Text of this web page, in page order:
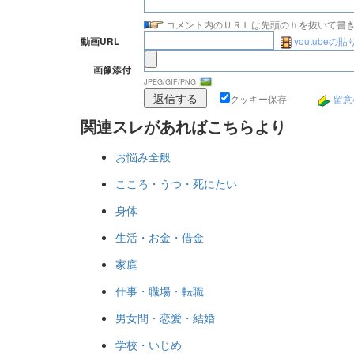
コメント内のＵＲＬは先頭のｈを抜いて書
動画URL
youtubeの貼
画像添付
JPEG/GIF/PNG
クッキー保存 留
関連スレがあればこちらより
お悩み全般
こころ・うつ・死にたい
身体
生活・お金・借金
家庭
仕事・職場・転職
男女間・恋愛・結婚
学校・いじめ